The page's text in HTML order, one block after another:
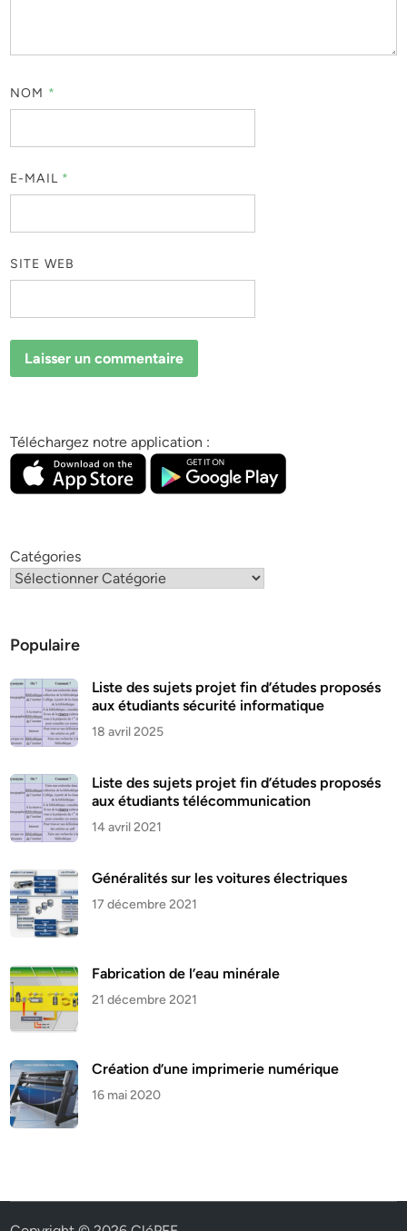
NOM *
E-MAIL *
SITE WEB
Téléchargez notre application :
Catégories
Populaire
Liste des sujets projet fin d’études proposés
aux étudiants sécurité informatique
18 avril 2025
Liste des sujets projet fin d’études proposés
aux étudiants télécommunication
14 avril 2021
Généralités sur les voitures électriques
17 décembre 2021
Fabrication de l’eau minérale
21 décembre 2021
Création d’une imprimerie numérique
16 mai 2020